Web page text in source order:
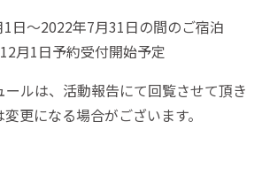
2022年7月31日の間のご宿泊
予約受付開始予定
ールは、活動報告にて回覧させて頂き
更になる場合がございます。